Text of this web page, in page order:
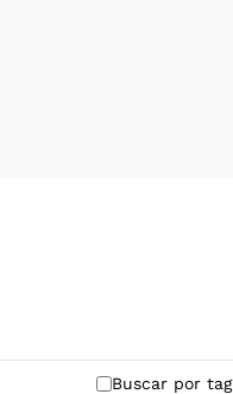
Buscar por tag